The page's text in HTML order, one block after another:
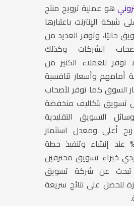
هو عملية ترويج منتج
شبكة الإنترنت باعتبارها
حاليًا، وتوفر العديد من
الشركات وكذلك
توفر للعملاء الكثير من
أمامهم وأسعار تنافسية
السوق كما توفر لأصحاب
تسويق بتكاليف منخفضة
التسويق التقليدية
أعلى ومعدل استثمار
مضمون 100% عند إنشاء وتنفيذ خطة
خبراء تسويق محترفين
عن شركة تسويق
لتحصل على نتائج سريعة